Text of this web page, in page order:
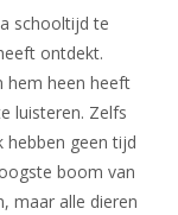
schooltijd te
ontdekt.
hem heen heeft
luisteren. Zelfs
hebben geen tijd
boom van
maar alle dieren